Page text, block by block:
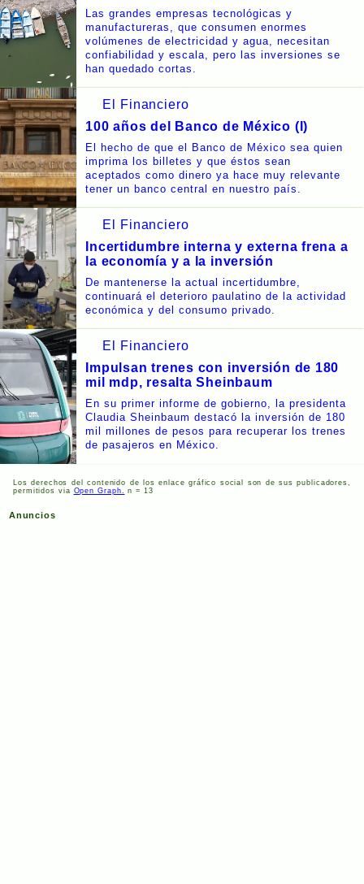
Las grandes empresas tecnológicas y
manufactureras, que consumen enormes
volúmenes de electricidad y agua, necesitan
confiabilidad y escala, pero las inversiones se
han quedado cortas.
El Financiero
100 años del Banco de México (I)
El hecho de que el Banco de México sea quien
imprima los billetes y que éstos sean
aceptados como dinero ya hace muy relevante
tener un banco central en nuestro país.
El Financiero
Incertidumbre interna y externa frena a
la economía y a la inversión
De mantenerse la actual incertidumbre,
continuará el deterioro paulatino de la actividad
económica y del consumo privado.
El Financiero
Impulsan trenes con inversión de 180
mil mdp, resalta Sheinbaum
En su primer informe de gobierno, la presidenta
Claudia Sheinbaum destacó la inversión de 180
mil millones de pesos para recuperar los trenes
de pasajeros en México.
Los derechos del contenido de los enlace gráfico social son de sus publicadores,
permitidos via Open Graph. n = 13
Anuncios